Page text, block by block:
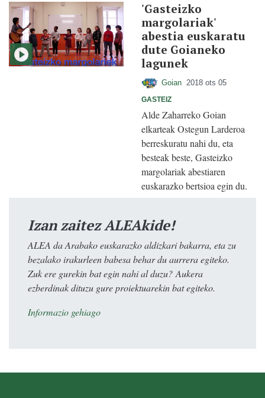
'Gasteizko
margolariak'
abestia euskaratu
dute Goianeko
lagunek
Goian 2018 ots 05
GASTEIZ
Alde Zaharreko Goian
elkarteak Ostegun Larderoa
berreskuratu nahi du, eta
besteak beste, Gasteizko
margolariak abestiaren
euskarazko bertsioa egin du.
Izan zaitez ALEAkide!
ALEA da Arabako euskarazko aldizkari bakarra, eta zu
bezalako irakurleen babesa behar du aurrera egiteko.
Zuk ere gurekin bat egin nahi al duzu? Aukera
ezberdinak dituzu gure proiektuarekin bat egiteko.
Informazio gehiago